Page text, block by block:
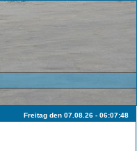
Freitag den 07.08.26 - 06:07:48